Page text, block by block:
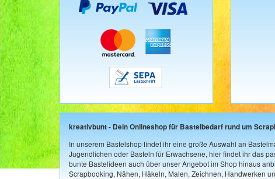
kreativbunt - Dein Onlineshop für Bastelbedarf rund um
In unserem Bastelshop findet ihr eine große Auswahl an
Jugendlichen oder Basteln für Erwachsene, hier findet ihr das
bunte Bastelideen auch über unser Angebot im Shop hinaus
Scrapbooking, Nähen, Häkeln, Malen, Zeichnen, Handwerken